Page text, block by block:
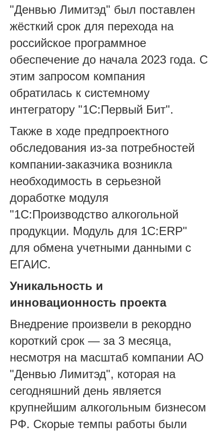
"Денвью Лимитэд" был поставлен
жёсткий срок для перехода на
российское программное
обеспечение до начала 2023 года. С
этим запросом компания
обратилась к системному
интегратору "1С:Первый Бит".
Также в ходе предпроектного
обследования из-за потребностей
компании-заказчика возникла
необходимость в серьезной
доработке модуля
"1С:Производство алкогольной
продукции. Модуль для 1C:ERP"
для обмена учетными данными с
ЕГАИС.
Уникальность и
инновационность проекта
Внедрение произвели в рекордно
короткий срок — за 3 месяца,
несмотря на масштаб компании АО
"Денвью Лимитэд", которая на
сегодняшний день является
крупнейшим алкогольным бизнесом
РФ. Скорые темпы работы были